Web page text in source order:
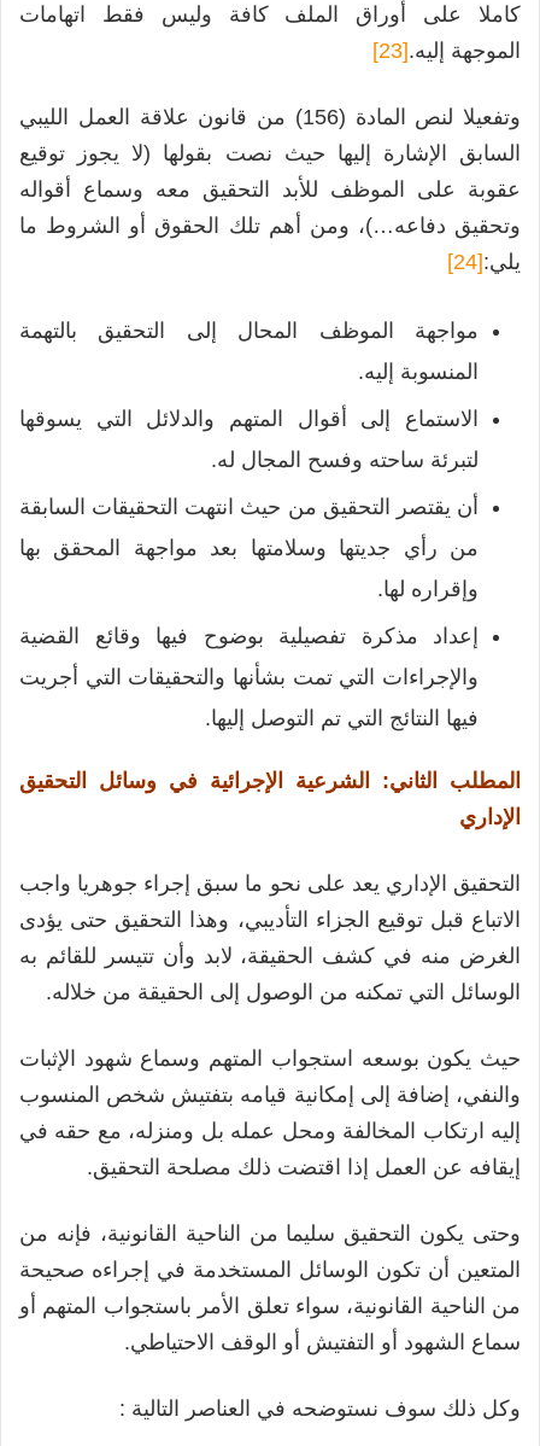
كاملا على أوراق الملف كافة وليس فقط اتهامات
الموجهة إليه.[23]
وتفعيلا لنص المادة (156) من قانون علاقة العمل الليبي
السابق الإشارة إليها حيث نصت بقولها (لا يجوز توقيع
عقوبة على الموظف للأبد التحقيق معه وسماع أقواله
وتحقيق دفاعه…)، ومن أهم تلك الحقوق أو الشروط ما
يلي:[24]
مواجهة الموظف المحال إلى التحقيق بالتهمة
المنسوبة إليه.
الاستماع إلى أقوال المتهم والدلائل التي يسوقها
لتبرئة ساحته وفسح المجال له.
أن يقتصر التحقيق من حيث انتهت التحقيقات السابقة
من رأي جديتها وسلامتها بعد مواجهة المحقق بها
وإقراره لها.
إعداد مذكرة تفصيلية بوضوح فيها وقائع القضية
والإجراءات التي تمت بشأنها والتحقيقات التي أجريت
فيها النتائج التي تم التوصل إليها.
المطلب الثاني: الشرعية الإجرائية في وسائل التحقيق
الإداري
التحقيق الإداري يعد على نحو ما سبق إجراء جوهريا واجب
الاتباع قبل توقيع الجزاء التأديبي، وهذا التحقيق حتى يؤدى
الغرض منه في كشف الحقيقة، لابد وأن تتيسر للقائم به
الوسائل التي تمكنه من الوصول إلى الحقيقة من خلاله.
حيث يكون بوسعه استجواب المتهم وسماع شهود الإثبات
والنفي، إضافة إلى إمكانية قيامه بتفتيش شخص المنسوب
إليه ارتكاب المخالفة ومحل عمله بل ومنزله، مع حقه في
إيقافه عن العمل إذا اقتضت ذلك مصلحة التحقيق.
وحتى يكون التحقيق سليما من الناحية القانونية، فإنه من
المتعين أن تكون الوسائل المستخدمة في إجراءه صحيحة
من الناحية القانونية، سواء تعلق الأمر باستجواب المتهم أو
سماع الشهود أو التفتيش أو الوقف الاحتياطي.
وكل ذلك سوف نستوضحه في العناصر التالية :